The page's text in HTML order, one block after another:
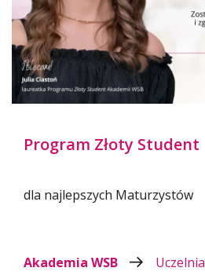
Program Złoty Student
dla najlepszych Maturzystów
Akademia WSB Uczelnia